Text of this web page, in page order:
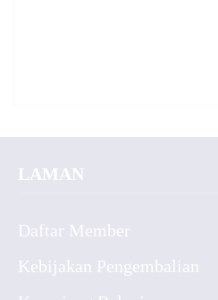
LAMAN
Daftar Member
Kebijakan Pengembalian